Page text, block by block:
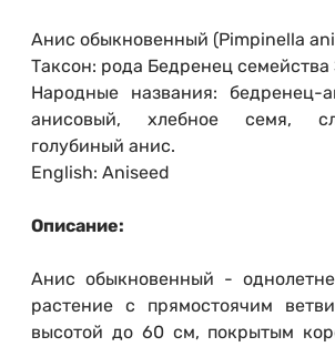
Анис обыкновенный (Pimpinella
Таксон: рода Бедренец
Народные названия: бедренец-
анисовый, хлебное семя,
голубиный анис.
English: Aniseed
Описание:
Анис обыкновенный -
растение с прямостоячим
высотой до 60 см, покрытым